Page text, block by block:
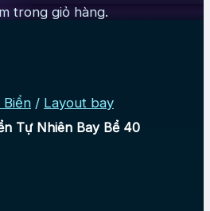
trong giỏ hàng.
Biển / Layout bay
Tự Nhiên Bay Bể 40